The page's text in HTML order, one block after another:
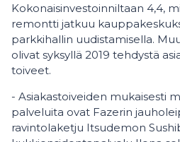
Kokonaisinvestoinniltaan 4,4,
remontti jatkuu
parkkihallin uudistamisella.
olivat syksyllä 2019 tehdystä
toiveet.
- Asiakastoiveiden mukaisesti
palveluita ovat Fazerin
ravintolaketju Itsudemon